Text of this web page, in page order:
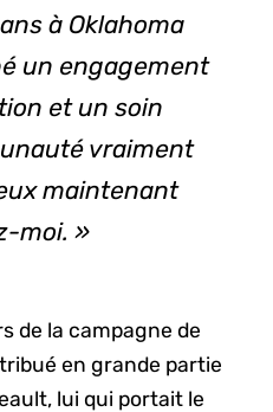
à Oklahoma
un engagement
et un soin
vraiment
maintenant
moi. »
de la campagne de
en grande partie
lui qui portait le